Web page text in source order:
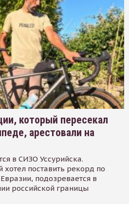
который пересекал
арестовали на
в СИЗО Уссурийска.
хотел поставить рекорд по
подозревается в
российской границы